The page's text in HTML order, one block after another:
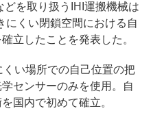
を取り扱うIHI運搬機械は
にくい閉鎖空間における自
立したことを発表した。
い場所での自己位置の把
センサーのみを使用。自
国内で初めて確立。